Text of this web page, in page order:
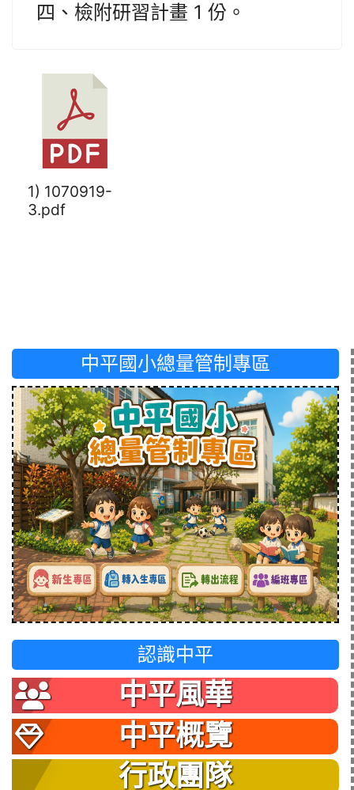
四、檢附研習計畫 1 份。
1) 1070919-
3.pdf
中平國小總量管制專區
認識中平
中平風華
中平概覽
行政團隊